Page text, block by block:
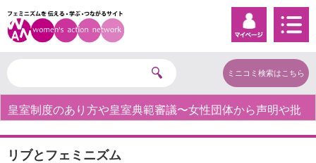
ミニコミ検索はこちら
皇室制度のあり方や皇室典範審議〜女性団体から声明や批
リブとフェミニズム